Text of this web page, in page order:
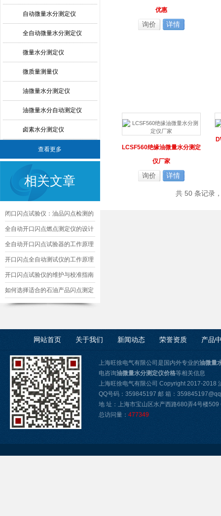
自动微量水分测定仪
全自动微量水分测定仪
微量水分测定仪
微质量测量仪
油微量水分测定仪
油微量水分自动测定仪
卤素水分测定仪
查看更多
相关文章
闭口闪点试验仪：油品闪点检测的
核心精准工具
全自动开口闪点燃点测定仪的设计
与优化
全自动开口闪点试验器的工作原理
及其应用
开口闪点全自动测试仪的工作原理
及应用
开口闪点试验仪的维护与校准指南
如何选择适合的石油产品闪点测定
仪
优惠
询价 详情
LCSF560绝缘油微量水分测定
仪厂家
询价 详情
共 50 条记录
网站首页 关于我们 新闻动态 荣誉资质 产品
上海旺徐电气有限公司是国内外专业的油微量
电咨询油微量水分测定仪价格等相关信息
上海旺徐电气有限公司 Copyright 2017-2018
QQ号码：359845197 邮 箱：
地 址：上海市宝山区水产西路680弄4号楼
总访问量： 477349